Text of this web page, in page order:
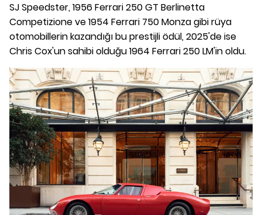
SJ Speedster, 1956 Ferrari 250 GT Berlinetta
Competizione ve 1954 Ferrari 750 Monza gibi rüya
otomobillerin kazandığı bu prestijli ödül, 2025'de ise
Chris Cox'un sahibi olduğu 1964 Ferrari 250 LM'in oldu.